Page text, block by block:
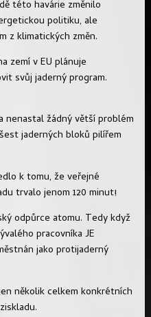
této havárie změnilo
politiku, ale
z klimatických změn.
zemí v EU plánuje
svůj jaderný program.
nenastal žádný větší problém
jaderných bloků pilířem
k tomu, že veřejné
trvalo jenom 120 minut!
odpůrce atomu. Tedy když
pracovníka JE
jako protijaderný
několik celkem konkrétních